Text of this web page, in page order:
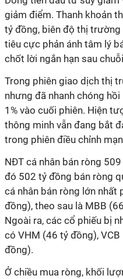
giảm điểm. Thanh khoản
tỷ đồng, biên độ thị
tiêu cực phản ánh tâm lý
chốt lời ngắn hạn sau
Trong phiên giao dịch thị
nhưng đã nhanh chóng
1% vào cuối phiên. Hiện
thông minh vẫn đang bắt
trong phiên điều chỉnh
NĐT cá nhân bán ròng
đó 502 tỷ đồng bán ròng
cá nhân bán ròng lớn nhất
đồng), theo sau là MBB
Ngoài ra, các cổ phiếu bị
có VHM (46 tỷ đồng),
đồng).
Ở chiều mua ròng, khối